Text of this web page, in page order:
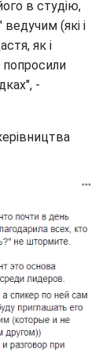
в студію,
(які і
як і
попросили
-